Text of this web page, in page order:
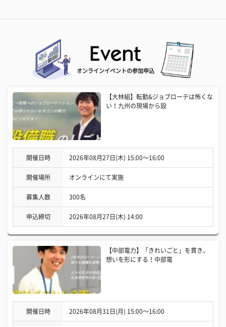
オンラインイベントの参加申込
【大林組】転勤&ジョブローテは怖くな
い！九州の現場から設
開催日時 2026年08月27日(木) 15:00〜16:00
開催場所 オンラインにて実施
募集人数 300名
申込締切 2026年08月27日(木) 14:00
【中部電力】「きれいごと」を貫き、
想いを形にする！中部電
開催日時 2026年08月31日(月) 15:00〜16:00